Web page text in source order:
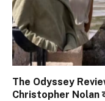
The Odyssey
Christopher Nolan